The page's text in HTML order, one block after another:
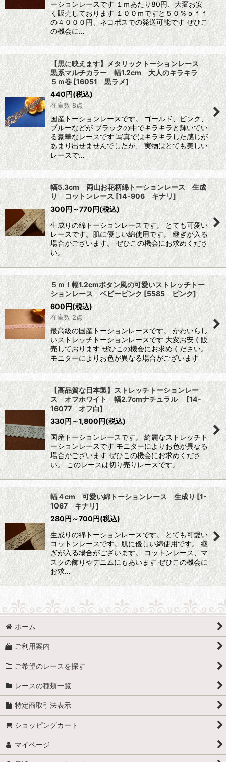
ーションレースです １ｍあたり80円、大変お安
く販売しております １００ｍですと５０％ｏｆｆ
の４０００円、ネコポスでの発送可能です ぜひこ
の機会に…
【黒に映えます】メタリックトーションレース
黒系マルチカラー 幅1.2cm 大人のキラキラ
５ｍ巻[16051 黒ラメ]
440円(税込)
在庫数 8点
国産トーションレースです。 ゴールド、ピンク、
ブルーなどが ブラックの中でキラキラと輝いてい
る豪華なレースです 写真ではキラキラした感じが
あまり出せませんでしたが、 実物はとても美しい
レースで…
幅5.3cm 両山お花柄綿トーションレース 生成
り コットンレース [14-906 キナリ]
300円～770円(税込)
生成りの綿トーションレースです。 とても可愛い
レースです。肌に優しい綿使用です。 継ぎが入る
場合がございます。 ぜひこの機会にお求めくださ
い。
５ｍ！幅1.2cmボタン風の可愛いストレッチトー
ションレース ベビーピンク [5585 ピンク]
600円(税込)
在庫数 2点
最高級の国産トーションレースです。 かわいらし
いストレッチトーションレースです 大変お安く販
売しております ぜひこの機会にお求めください。
モニターによりお色が異なる場合がございます
【高品質な日本製】ストレッチトーションレー
ス オフホワイト 幅2.7cmナチュラル [14-
16077 オフ白]
330円～1,800円(税込)
国産トーションレースです。 綺麗なストレッチト
ーションレースです モニターによりお色が異なる
場合がございます ぜひこの機会にお求めくださ
い。 このレースは切り売りレースです。
幅４cm 可愛い綿トーションレース 生成り [1-
1067 キナリ]
280円～700円(税込)
生成りの綿トーションレースです。 とても可愛い
コットンレースです。肌に優しい綿使用です。 継
ぎが入る場合がございます。 コットンレース、マ
スクの飾りやデニムにもあいます ぜひこの機会に
お求…
ホーム
ご利用案内
ご希望のレースを探す
レースの種類一覧
特定商取引法表示
ショッピングカート
マイページ